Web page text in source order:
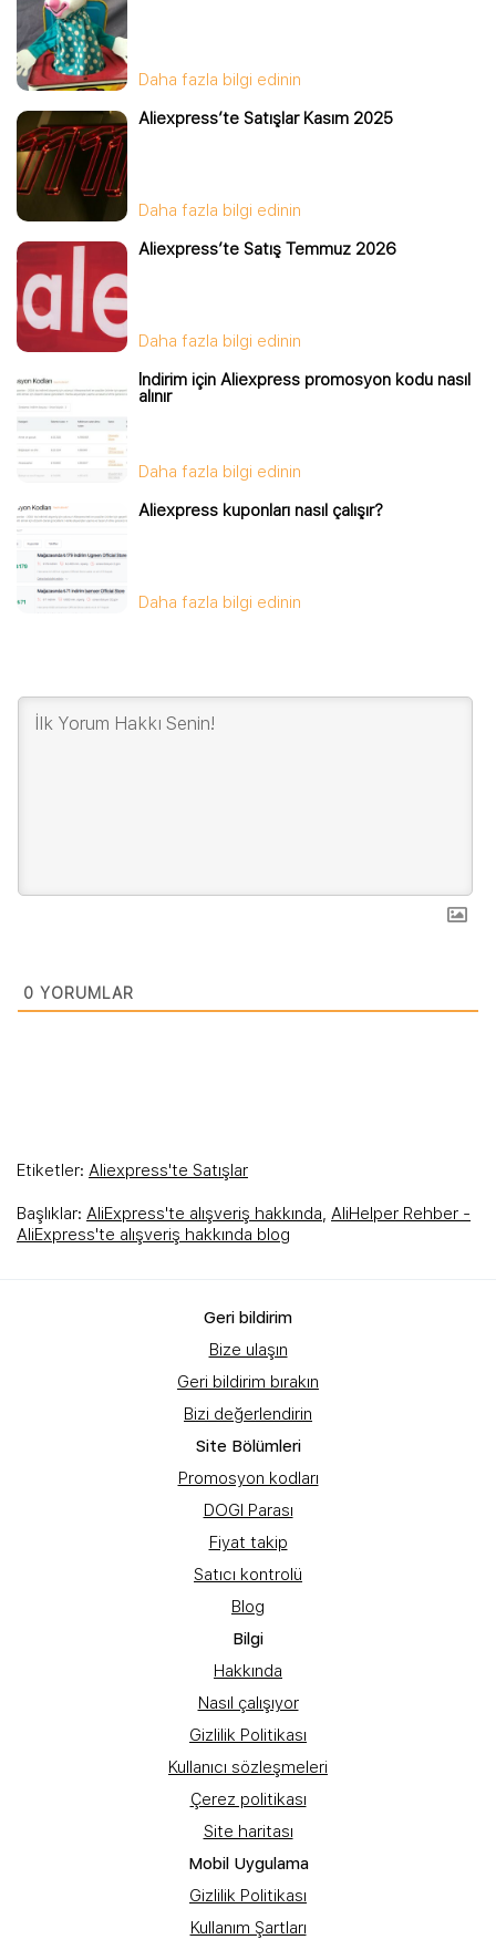
Daha fazla bilgi edinin
Aliexpress’te Satışlar Kasım 2025
Daha fazla bilgi edinin
Aliexpress’te Satış Temmuz 2026
Daha fazla bilgi edinin
İndirim için Aliexpress promosyon kodu nasıl
alınır
Daha fazla bilgi edinin
Aliexpress kuponları nasıl çalışır?
Daha fazla bilgi edinin
0 YORUMLAR
Etiketler: Aliexpress'te Satışlar
Başlıklar: AliExpress'te alışveriş hakkında, AliHelper Rehber -
AliExpress'te alışveriş hakkında blog
Geri bildirim
Bize ulaşın
Geri bildirim bırakın
Bizi değerlendirin
Site Bölümleri
Promosyon kodları
DOGI Parası
Fiyat takip
Satıcı kontrolü
Blog
Bilgi
Hakkında
Nasıl çalışıyor
Gizlilik Politikası
Kullanıcı sözleşmeleri
Çerez politikası
Site haritası
Mobil Uygulama
Gizlilik Politikası
Kullanım Şartları